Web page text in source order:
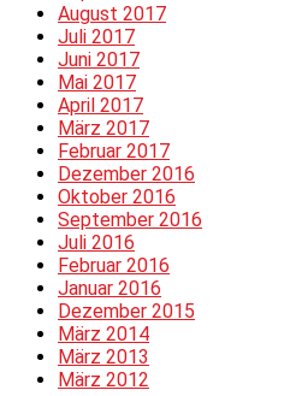
August 2017
Juli 2017
Juni 2017
Mai 2017
April 2017
März 2017
Februar 2017
Dezember 2016
Oktober 2016
September 2016
Juli 2016
Februar 2016
Januar 2016
Dezember 2015
März 2014
März 2013
März 2012